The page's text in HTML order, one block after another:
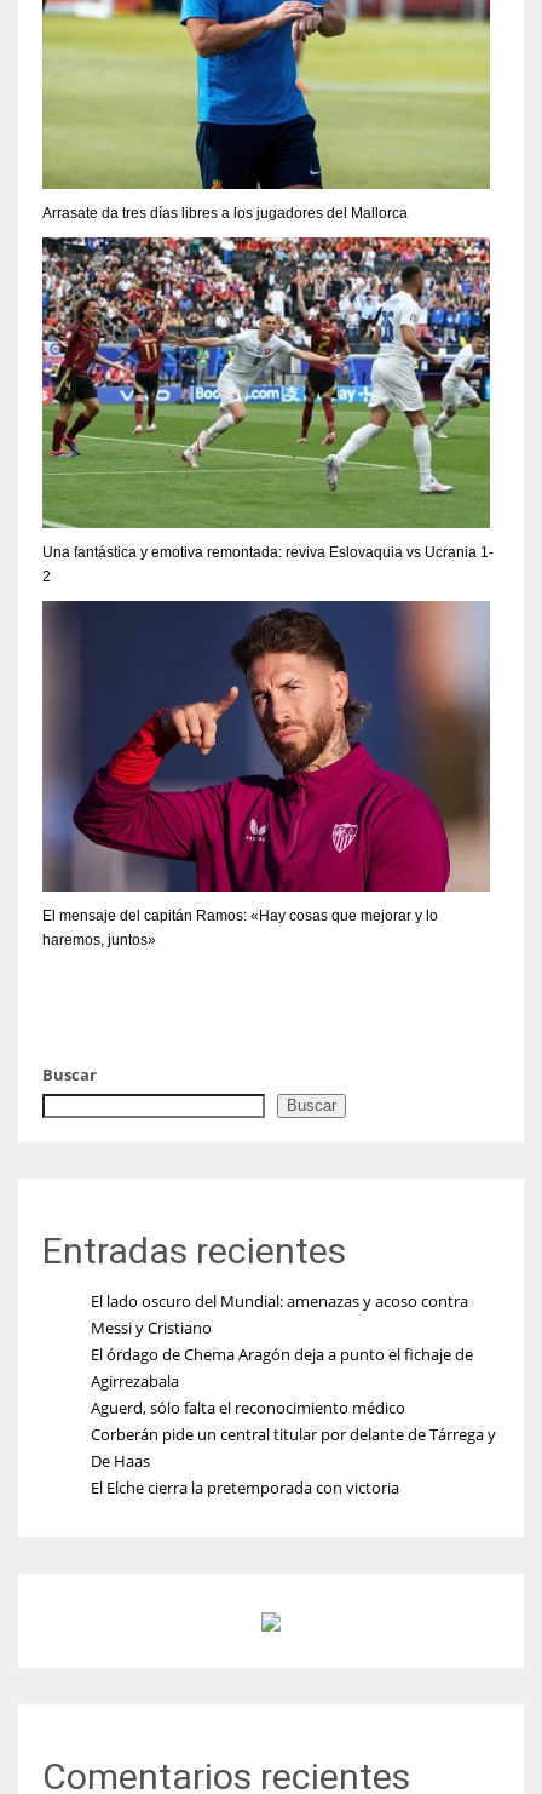
Arrasate da tres días libres a los jugadores del Mallorca
Una fantástica y emotiva remontada: reviva Eslovaquia vs Ucrania 1-
2
El mensaje del capitán Ramos: «Hay cosas que mejorar y lo
haremos, juntos»
Buscar
Buscar
Entradas recientes
El lado oscuro del Mundial: amenazas y acoso contra
Messi y Cristiano
El órdago de Chema Aragón deja a punto el fichaje de
Agirrezabala
Aguerd, sólo falta el reconocimiento médico
Corberán pide un central titular por delante de Tárrega y
De Haas
El Elche cierra la pretemporada con victoria
Comentarios recientes